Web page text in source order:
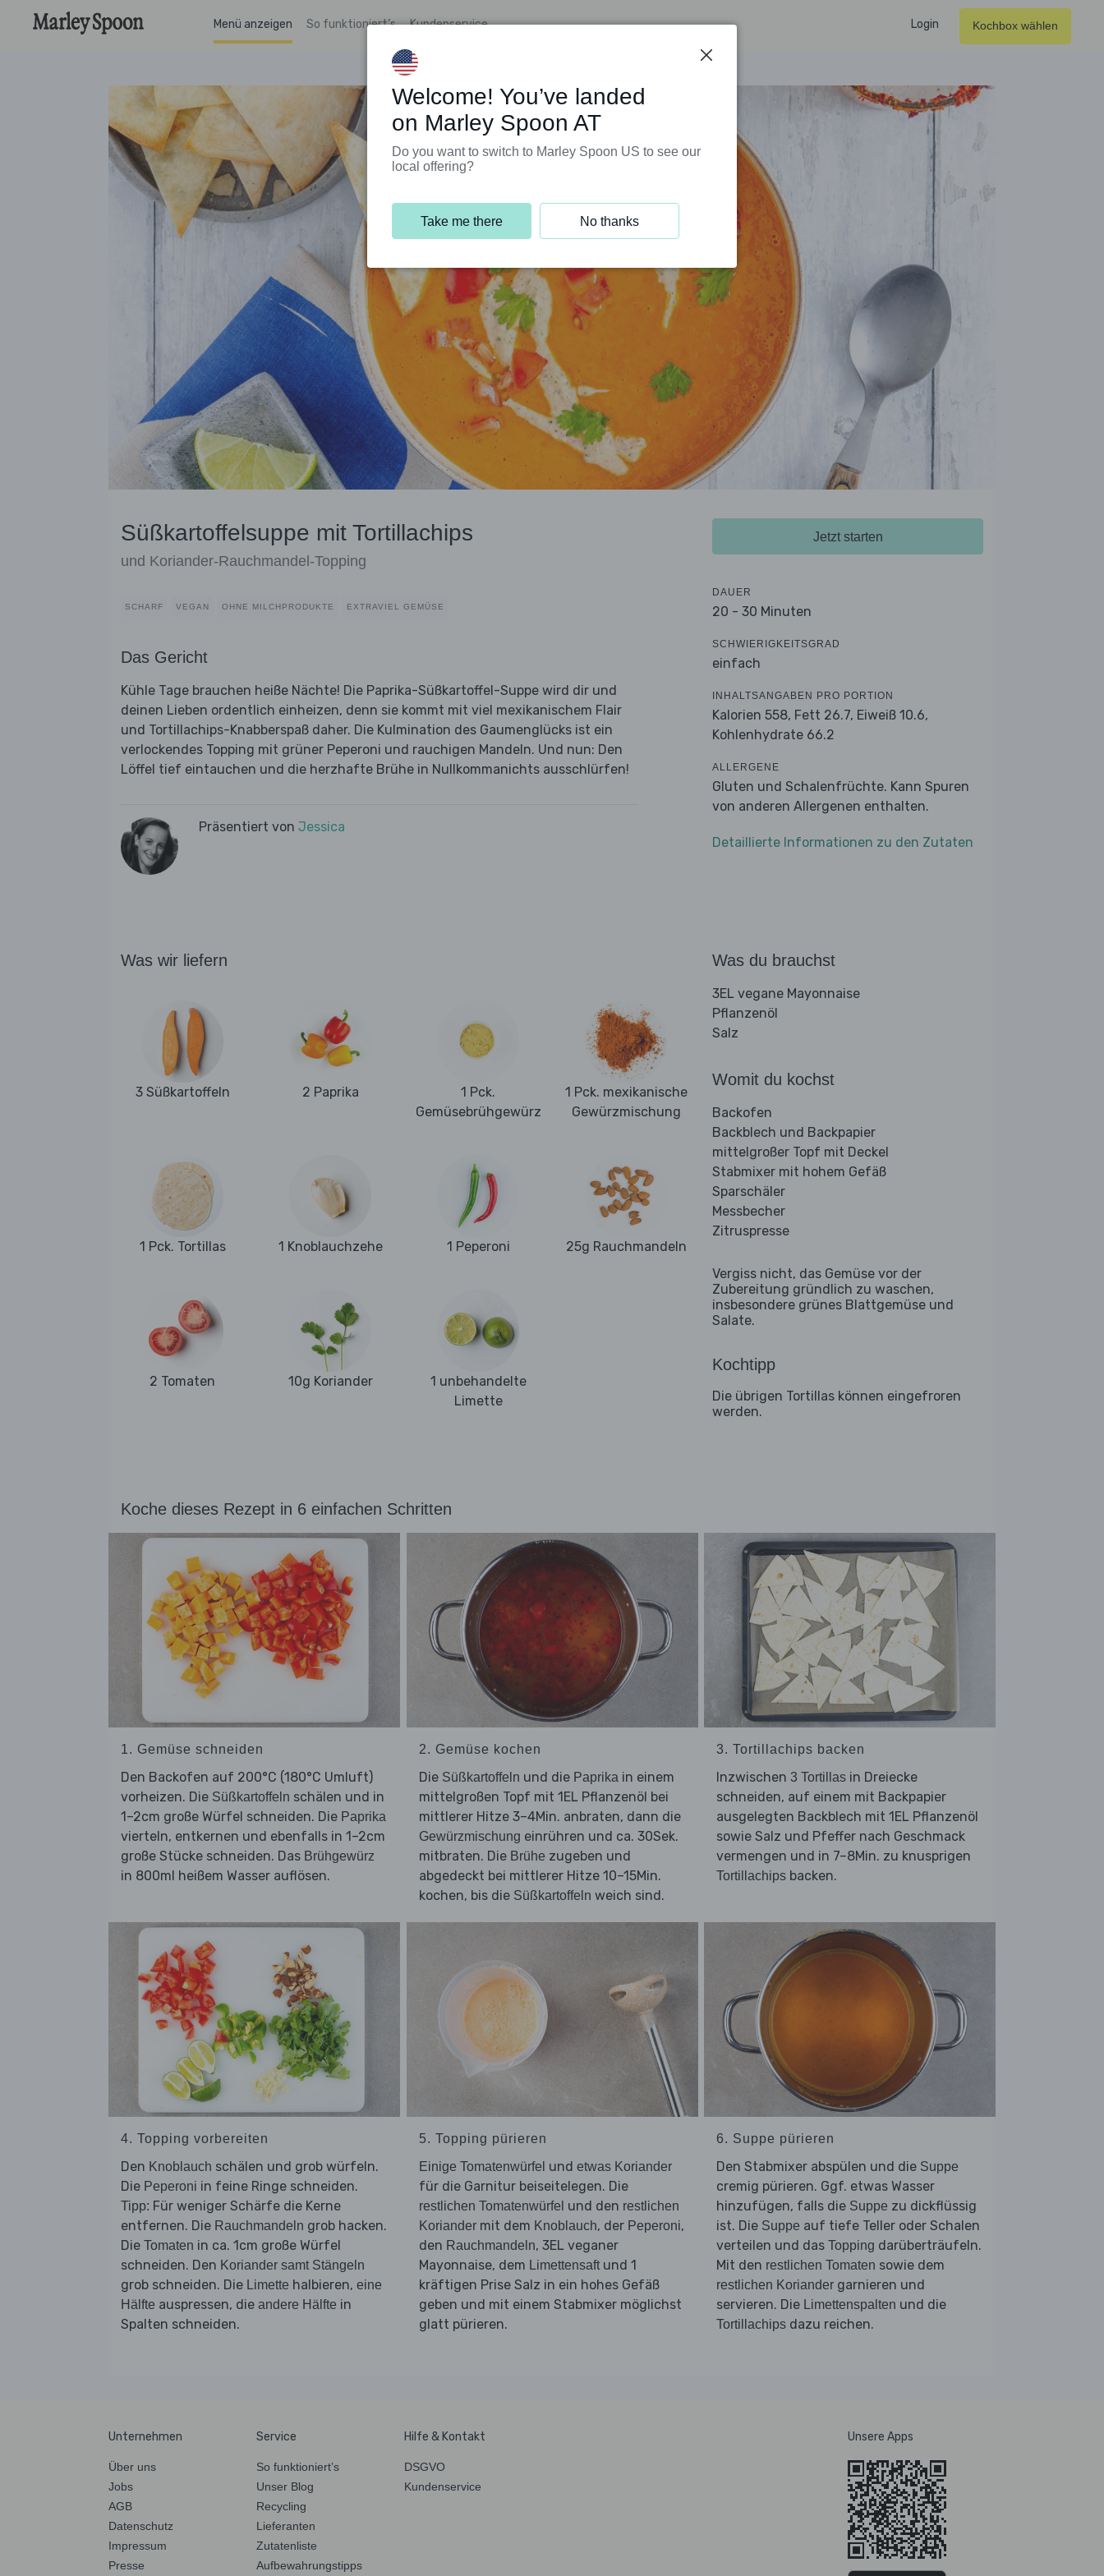
Menü anzeigen So funktioniert’s Kundenservice Login Kochbox wählen
Süßkartoffelsuppe mit Tortillachips
und Koriander-Rauchmandel-Topping
SCHARF VEGAN OHNE MILCHPRODUKTE EXTRAVIEL GEMÜSE
Das Gericht
Kühle Tage brauchen heiße Nächte! Die Paprika-Süßkartoffel-Suppe wird dir und
deinen Lieben ordentlich einheizen, denn sie kommt mit viel mexikanischem Flair
und Tortillachips-Knabberspaß daher. Die Kulmination des Gaumenglücks ist ein
verlockendes Topping mit grüner Peperoni und rauchigen Mandeln. Und nun: Den
Löffel tief eintauchen und die herzhafte Brühe in Nullkommanichts ausschlürfen!
Präsentiert von Jessica
Jetzt starten
DAUER
20 - 30 Minuten
SCHWIERIGKEITSGRAD
einfach
INHALTSANGABEN PRO PORTION
Kalorien 558, Fett 26.7, Eiweiß 10.6,
Kohlenhydrate 66.2
ALLERGENE
Gluten und Schalenfrüchte. Kann Spuren
von anderen Allergenen enthalten.
Detaillierte Informationen zu den Zutaten
Was wir liefern
3 Süßkartoffeln 2 Paprika
1 Pck.
Gemüsebrühgewürz
1 Pck. mexikanische
Gewürzmischung
1 Pck. Tortillas 1 Knoblauchzehe 1 Peperoni 25g Rauchmandeln
2 Tomaten 10g Koriander
1 unbehandelte
Limette
Was du brauchst
3EL vegane Mayonnaise
Pflanzenöl
Salz
Womit du kochst
Backofen
Backblech und Backpapier
mittelgroßer Topf mit Deckel
Stabmixer mit hohem Gefäß
Sparschäler
Messbecher
Zitruspresse
Vergiss nicht, das Gemüse vor der
Zubereitung gründlich zu waschen,
insbesondere grünes Blattgemüse und
Salate.
Kochtipp
Die übrigen Tortillas können eingefroren
werden.
Koche dieses Rezept in 6 einfachen Schritten
1. Gemüse schneiden
Den Backofen auf 200°C (180°C Umluft)
vorheizen. Die Süßkartoffeln schälen und in
1–2cm große Würfel schneiden. Die Paprika
vierteln, entkernen und ebenfalls in 1–2cm
große Stücke schneiden. Das Brühgewürz
in 800ml heißem Wasser auflösen.
2. Gemüse kochen
Die Süßkartoffeln und die Paprikain einem
mittelgroßen Topf mit 1EL Pflanzenöl bei
mittlerer Hitze 3–4Min. anbraten, dann die
Gewürzmischung einrühren und ca. 30Sek.
mitbraten. Die Brühe zugeben und
abgedeckt bei mittlerer Hitze 10–15Min.
kochen, bis die Süßkartoffeln weich sind.
3. Tortillachips backen
Inzwischen 3 Tortillas in Dreiecke
schneiden, auf einem mit Backpapier
ausgelegten Backblech mit 1EL Pflanzenöl
sowie Salz und Pfeffer nach Geschmack
vermengen und in 7–8Min. zu knusprigen
Tortillachips backen.
4. Topping vorbereiten
Den Knoblauch schälen und grob würfeln.
Die Peperoni in feine Ringe schneiden.
Tipp: Für weniger Schärfe die Kerne
entfernen. Die Rauchmandeln grob hacken.
Die Tomaten in ca. 1cm große Würfel
schneiden. Den Koriander samt Stängeln
grob schneiden. Die Limette halbieren, eine
Hälfte auspressen, die andere Hälfte in
Spalten schneiden.
5. Topping pürieren
Einige Tomatenwürfel und etwas Koriander
für die Garnitur beiseitelegen. Die
restlichen Tomatenwürfel und den restlichen
Koriandermit dem Knoblauch, der Peperoni,
den Rauchmandeln, 3EL veganer
Mayonnaise, dem Limettensaftund 1
kräftigen Prise Salz in ein hohes Gefäß
geben und mit einem Stabmixer möglichst
glatt pürieren.
6. Suppe pürieren
Den Stabmixer abspülen und die Suppe
cremig pürieren. Ggf. etwas Wasser
hinzufügen, falls die Suppe zu dickflüssig
ist. Die Suppe auf tiefe Teller oder Schalen
verteilen und das Topping darüberträufeln.
Mit den restlichen Tomaten sowie dem
restlichen Koriander garnieren und
servieren. Die Limettenspalten und die
Tortillachips dazu reichen.
Unternehmen
Über uns
Jobs
AGB
Datenschutz
Impressum
Presse
Service
So funktioniert’s
Unser Blog
Recycling
Lieferanten
Zutatenliste
Aufbewahrungstipps
Hilfe & Kontakt
DSGVO
Kundenservice
Unsere Apps
Welcome! You’ve landed
on Marley Spoon AT
Do you want to switch to Marley Spoon US to see our
local offering?
Take me there No thanks